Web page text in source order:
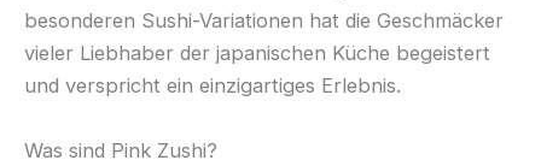
besonderen Sushi-Variationen hat die Geschmäcker
vieler Liebhaber der japanischen Küche begeistert
und verspricht ein einzigartiges Erlebnis.
Was sind Pink Zushi?